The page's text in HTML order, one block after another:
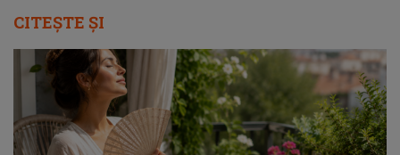
CITEȘTE ȘI